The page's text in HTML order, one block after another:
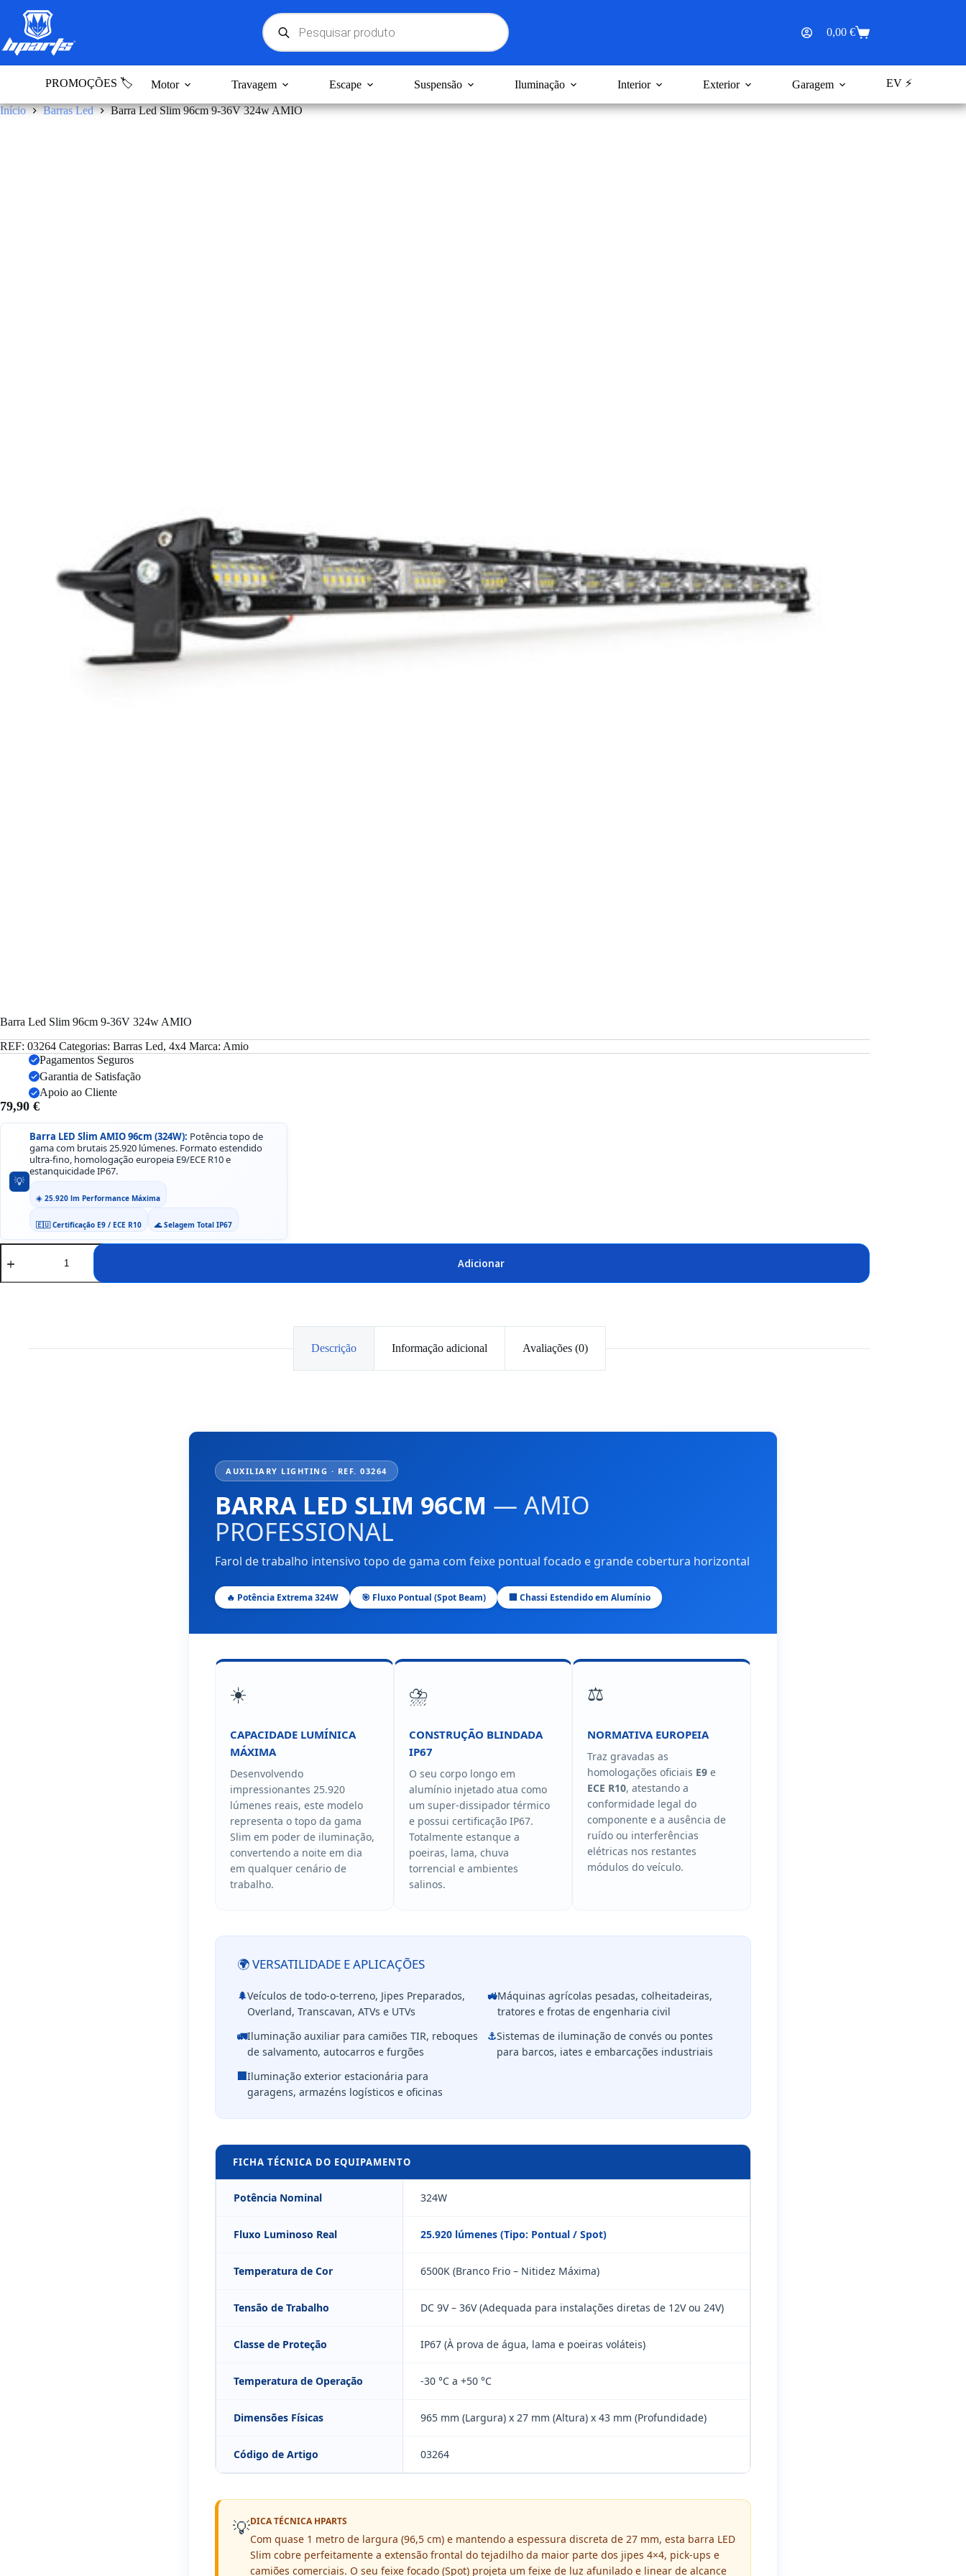
conteúdo
Products
search
Carrinho
compras
0,00 €
PROMOÇÕES 🏷️ Motor Travagem Escape Suspensão Iluminação Interior Exterior Garagem EV ⚡
Início Barras Led Barra Led Slim 96cm 9-36V 324w AMIO
Barra Led Slim 96cm 9-36V 324w AMIO
REF: 03264 Categorias: Barras Led, 4x4 Marca: Amio
Pagamentos Seguros
Garantia de Satisfação
Apoio ao Cliente
79,90 €
💡
Barra LED Slim AMIO 96cm (324W): Potência topo de
gama com brutais 25.920 lúmenes. Formato estendido
ultra-fino, homologação europeia E9/ECE R10 e
estanquicidade IP67.
☀️ 25.920 lm Performance Máxima
🇪🇺 Certificação E9 / ECE R10 🌊 Selagem Total IP67
Quantidade
de
Led
Adicionar
Descrição Informação adicional Avaliações (0)
AUXILIARY LIGHTING · REF. 03264
BARRA LED SLIM 96CM — AMIO
PROFESSIONAL
Farol de trabalho intensivo topo de gama com feixe pontual focado e grande cobertura horizontal
🔥 Potência Extrema 324W 🎯 Fluxo Pontual (Spot Beam) 🏢 Chassi Estendido em Alumínio
☀️
CAPACIDADE LUMÍNICA
MÁXIMA
Desenvolvendo
impressionantes 25.920
lúmenes reais, este modelo
representa o topo da gama
Slim em poder de iluminação,
convertendo a noite em dia
em qualquer cenário de
trabalho.
⛈️
CONSTRUÇÃO BLINDADA
IP67
O seu corpo longo em
alumínio injetado atua como
um super-dissipador térmico
e possui certificação IP67.
Totalmente estanque a
poeiras, lama, chuva
torrencial e ambientes
salinos.
⚖️
NORMATIVA EUROPEIA
Traz gravadas as
homologações oficiais E9 e
ECE R10, atestando a
conformidade legal do
componente e a ausência de
ruído ou interferências
elétricas nos restantes
módulos do veículo.
🌍 VERSATILIDADE E APLICAÇÕES
🌲Veículos de todo-o-terreno, Jipes Preparados,
Overland, Transcavan, ATVs e UTVs
🚜Máquinas agrícolas pesadas, colheitadeiras,
tratores e frotas de engenharia civil
🚛Iluminação auxiliar para camiões TIR, reboques
de salvamento, autocarros e furgões
⚓Sistemas de iluminação de convés ou pontes
para barcos, iates e embarcações industriais
🏢Iluminação exterior estacionária para
garagens, armazéns logísticos e oficinas
FICHA TÉCNICA DO EQUIPAMENTO
Potência Nominal 324W
Fluxo Luminoso Real 25.920 lúmenes (Tipo: Pontual / Spot)
Temperatura de Cor 6500K (Branco Frio – Nitidez Máxima)
Tensão de Trabalho DC 9V – 36V (Adequada para instalações diretas de 12V ou 24V)
Classe de Proteção IP67 (À prova de água, lama e poeiras voláteis)
Temperatura de Operação -30 °C a +50 °C
Dimensões Físicas 965 mm (Largura) x 27 mm (Altura) x 43 mm (Profundidade)
Código de Artigo 03264
💡DICA TÉCNICA HPARTS
Com quase 1 metro de largura (96,5 cm) e mantendo a espessura discreta de 27 mm, esta barra LED
Slim cobre perfeitamente a extensão frontal do tejadilho da maior parte dos jipes 4×4, pick-ups e
camiões comerciais. O seu feixe focado (Spot) projeta um feixe de luz afunilado e linear de alcance